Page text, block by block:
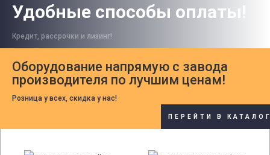
Удобные способы оплаты!
Кредит, рассрочки и лизинг!
Оборудование напрямую с завода
производителя по лучшим ценам!
Розница у всех, скидка у нас!
ПЕРЕЙТИ В